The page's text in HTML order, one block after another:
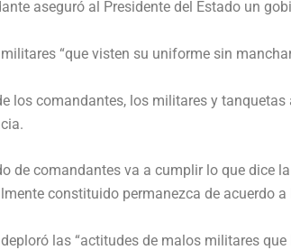
aseguró al Presidente del Estado un
“que visten su uniforme sin
los comandantes, los militares y
de comandantes va a cumplir lo que
constituido permanezca de acuerdo
las “actitudes de malos militares